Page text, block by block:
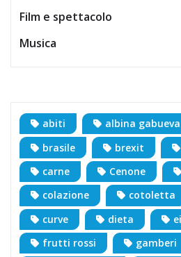
Film e spettacolo
Musica
abiti albina gabueva
brasile
brexit
carne
Cenone
colazione
cotoletta
curve
dieta
frutti rossi
gamberi